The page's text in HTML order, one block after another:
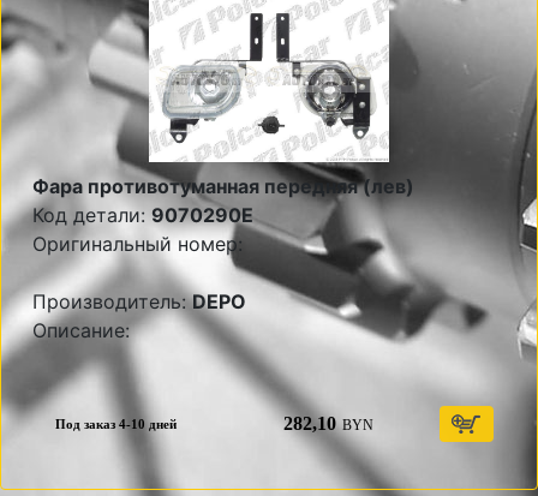
Фара противотуманная передняя (лев)
Код детали: 9070290E
Оригинальный номер:
Производитель:DEPO
Описание:
Под заказ 4-10 дней 282,10 BYN